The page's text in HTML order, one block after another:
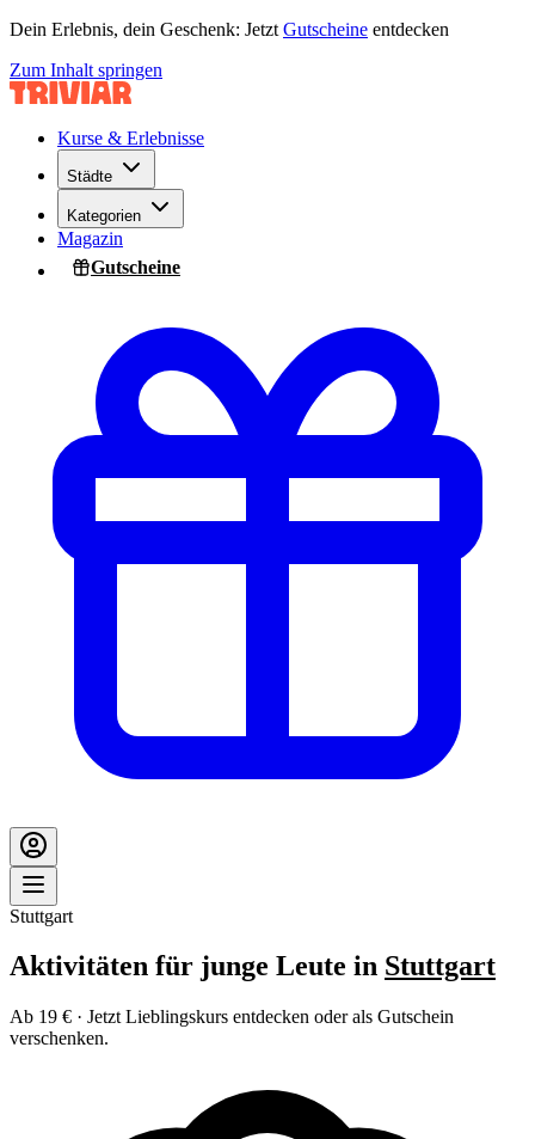
Dein Erlebnis, dein Geschenk: Jetzt Gutscheine entdecken
Zum Inhalt springen
Kurse & Erlebnisse
Städte
Kategorien
Magazin
Gutscheine
Stuttgart
Aktivitäten für junge Leute in Stuttgart
Ab 19 € · Jetzt Lieblingskurs entdecken oder als Gutschein
verschenken.